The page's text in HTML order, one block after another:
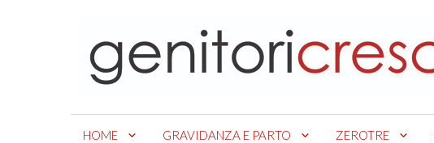
HOME GRAVIDANZA E PARTO ZEROTRE